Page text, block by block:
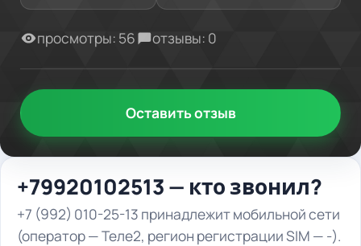
просмотры: 56 отзывы: 0
Оставить отзыв
+79920102513 — кто звонил?
+7 (992) 010-25-13 принадлежит мобильной сети
(оператор — Теле2, регион регистрации SIM — -).